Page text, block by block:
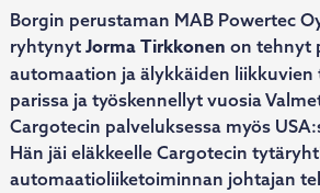
Borgin perustaman MAB Powertec
ryhtynyt Jorma Tirkkonen on tehnyt
automaation ja älykkäiden liikkuvien
parissa ja työskennellyt vuosia
Cargotecin palveluksessa myös
Hän jäi eläkkeelle Cargotecin
automaatioliiketoiminnan johtajan